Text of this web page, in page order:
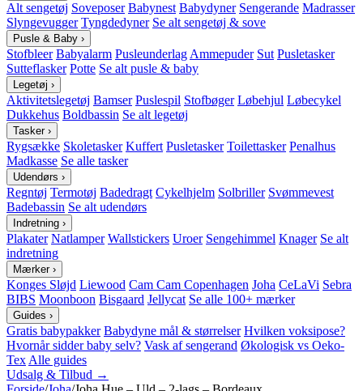
Alt sengetøj Soveposer Babynest Babydyner Sengerande Madrasser
Slyngevugger Tyngdedyner Se alt sengetøj & sove
Pusle & Baby ›
Stofbleer Babyalarm Pusleunderlag Ammepuder Sut Pusletasker
Sutteflasker Potte Se alt pusle & baby
Legetøj ›
Aktivitetslegetøj Bamser Puslespil Stofbøger Løbehjul Løbecykel
Dukkehus Boldbassin Se alt legetøj
Tasker ›
Rygsække Skoletasker Kuffert Pusletasker Toilettasker Penalhus
Madkasse Se alle tasker
Udendørs ›
Regntøj Termotøj Badedragt Cykelhjelm Solbriller Svømmevest
Badebassin Se alt udendørs
Indretning ›
Plakater Natlamper Wallstickers Uroer Sengehimmel Knager Se alt
indretning
Mærker ›
Konges Sløjd Liewood Cam Cam Copenhagen Joha CeLaVi Sebra
BIBS Moonboon Bisgaard Jellycat Se alle 100+ mærker
Guides ›
Gratis babypakker Babydyne mål & størrelser Hvilken voksipose?
Hvornår sidder baby selv? Vask af sengerand Økologisk vs Oeko-
Tex Alle guides
Udsalg & Tilbud →